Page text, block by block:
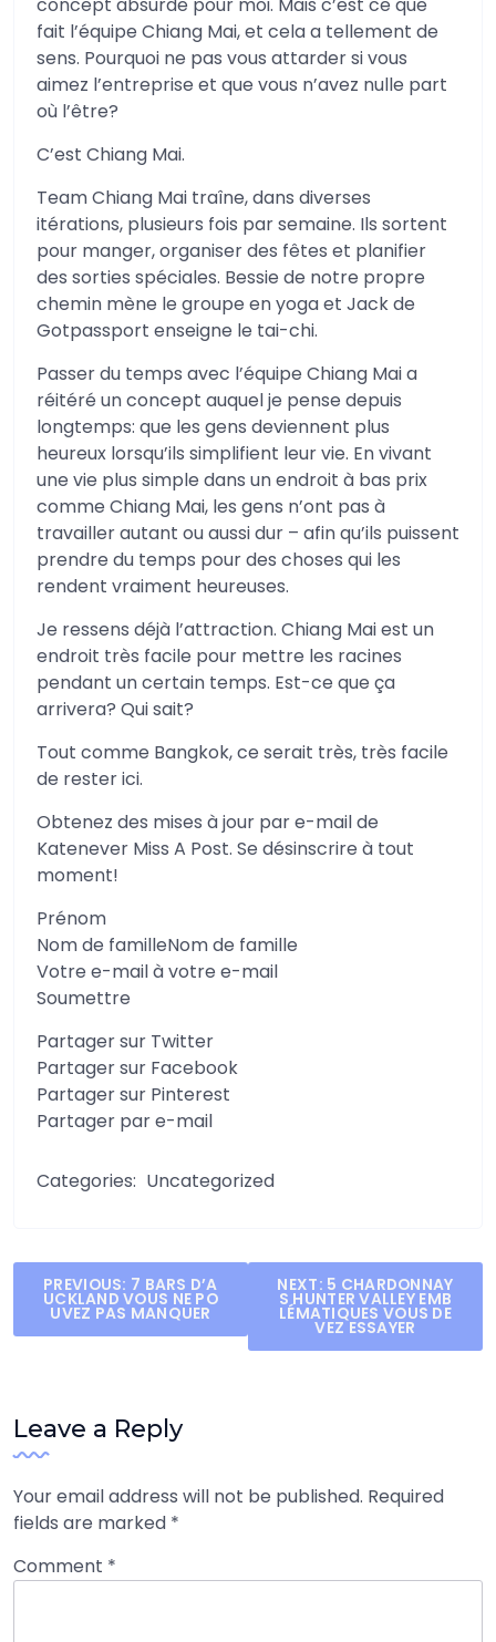
fait l’équipe Chiang Mai, et cela a tellement de
sens. Pourquoi ne pas vous attarder si vous
aimez l’entreprise et que vous n’avez nulle part
où l’être?
C’est Chiang Mai.
Team Chiang Mai traîne, dans diverses
itérations, plusieurs fois par semaine. Ils sortent
pour manger, organiser des fêtes et planifier
des sorties spéciales. Bessie de notre propre
chemin mène le groupe en yoga et Jack de
Gotpassport enseigne le tai-chi.
Passer du temps avec l’équipe Chiang Mai a
réitéré un concept auquel je pense depuis
longtemps: que les gens deviennent plus
heureux lorsqu’ils simplifient leur vie. En vivant
une vie plus simple dans un endroit à bas prix
comme Chiang Mai, les gens n’ont pas à
travailler autant ou aussi dur – afin qu’ils puissent
prendre du temps pour des choses qui les
rendent vraiment heureuses.
Je ressens déjà l’attraction. Chiang Mai est un
endroit très facile pour mettre les racines
pendant un certain temps. Est-ce que ça
arrivera? Qui sait?
Tout comme Bangkok, ce serait très, très facile
de rester ici.
Obtenez des mises à jour par e-mail de
Katenever Miss A Post. Se désinscrire à tout
moment!
Prénom
Nom de familleNom de famille
Votre e-mail à votre e-mail
Soumettre
Partager sur Twitter
Partager sur Facebook
Partager sur Pinterest
Partager par e-mail
Categories: Uncategorized
Post
navigation
PREVIOUS: 7 BARS D’A
UCKLAND VOUS NE PO
UVEZ PAS MANQUER
NEXT: 5 CHARDONNAY
S HUNTER VALLEY EMB
LÉMATIQUES VOUS DE
VEZ ESSAYER
Leave a Reply
Your email address will not be published. Required
fields are marked *
Comment *